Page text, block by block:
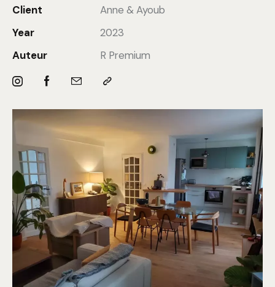
Client
Anne & Ayoub
Year
2023
Auteur
R Premium